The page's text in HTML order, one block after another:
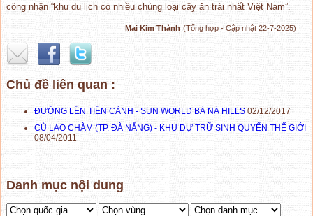
công nhận “khu du lịch có nhiều chủng loại cây ăn trái nhất Việt Nam”.
Mai Kim Thành (Tổng hợp - Cập nhật 22-7-2025)
Chủ đề liên quan :
ĐƯỜNG LÊN TIÊN CẢNH - SUN WORLD BÀ NÀ HILLS 02/12/2017
CÙ LAO CHÀM (TP. ĐÀ NẴNG) - KHU DỰ TRỮ SINH QUYỂN THẾ GIỚI
08/04/2011
Danh mục nội dung